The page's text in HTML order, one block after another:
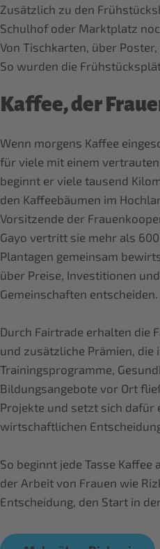
Zusätzlich zu den
Schulhof oder Marktplatz
Von Tischkarten, über
So wurden die
Kaffee, der
Wenn morgens Kaffee
für viele mit einem
beginnt er viele tausend
den Kaffeebäumen im
Vorsitzende der
Gayo vertritt sie mehr als
Plantagen gemeinsam
über Preise, Investitionen
Gemeinschaften entscheiden.
Durch Fairtrade erhalten die
und zusätzliche Prämien,
Trainingsprogramme,
Bildungsangebote vor Ort
Projekte und setzt sich dafür
wirtschaftlichen
So beginnt jede Tasse
der Arbeit von Frauen wie
Entscheidung, den Start in